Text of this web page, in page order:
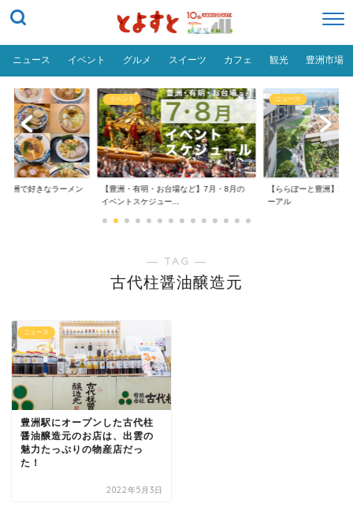
ニュース イベント グルメ スイーツ カフェ 観光 豊洲市場
豊洲で好きなラーメン
イベント
【豊洲・有明・お台場など】7月・8月の
イベントスケジュー...
ニュース
【ららぽーと豊洲】
ーアル
― TAG ―
古代柱醤油醸造元
ニュース
豊洲駅にオープンした古代柱
醤油醸造元のお店は、出雲の
魅力たっぷりの物産店だっ
た！
2022年5月3日